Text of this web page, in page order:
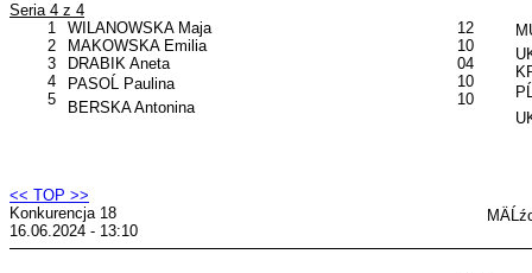
Seria 4 z 4
1
2
3
4
5
WILANOWSKA Maja
MAKOWSKA Emilia
DRABIK Aneta
PASOĹ Paulina
BERSKA Antonina
12
10
04
10
10
<< TOP >>
Konkurencja 18
16.06.2024 - 13:10